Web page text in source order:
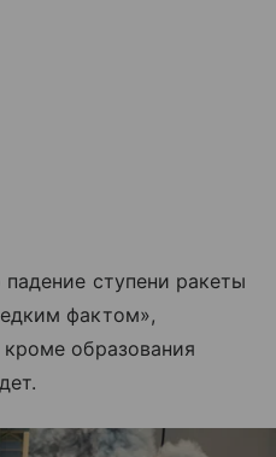
ступени ракеты
фактом»,
образования